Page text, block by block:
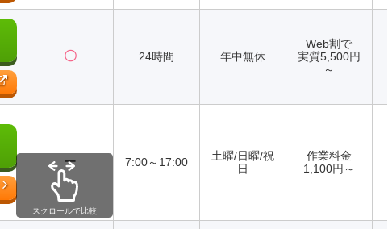
〇 24時間 年中無休
Web割で
実質5,500円
～
ー 7:00～17:00
土曜/日曜/祝
日
作業料金
1,100円～
スクロールで比較